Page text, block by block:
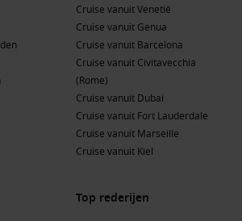
:Een populaire bestemming voor cruises
prachtige stranden vanBali. Geniet van
markten en de rijke Balinese
voor cruises naar Townsville,
wonderen, schone stranden en
Cruise vanuit Venetië
Cruise vanuit Genua
Cruise vanuit Barcelona
Cruise vanuit Civitavecchia
(Rome)
Cruise vanuit Dubai
Cruise vanuit Fort Lauderdale
Cruise vanuit Marseille
Cruise vanuit Kiel
Top rederijen